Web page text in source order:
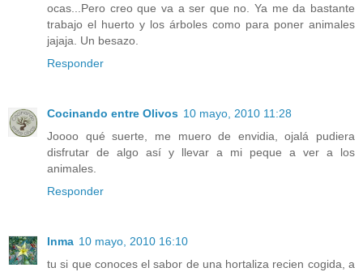
ocas...Pero creo que va a ser que no. Ya me da bastante
trabajo el huerto y los árboles como para poner animales
jajaja. Un besazo.
Responder
Cocinando entre Olivos 10 mayo, 2010 11:28
Joooo qué suerte, me muero de envidia, ojalá pudiera
disfrutar de algo así y llevar a mi peque a ver a los
animales.
Responder
Inma 10 mayo, 2010 16:10
tu si que conoces el sabor de una hortaliza recien cogida, a